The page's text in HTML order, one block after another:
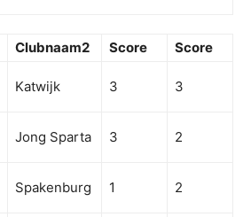
Clubnaam2 Score
Score
Katwijk 3 3
Jong Sparta 3 2
Spakenburg 1 2